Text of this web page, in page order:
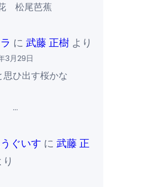
松尾芭蕉
に 武藤 正樹より
3月29日
思ひ出す桜かな
ぐいす に 武藤 正